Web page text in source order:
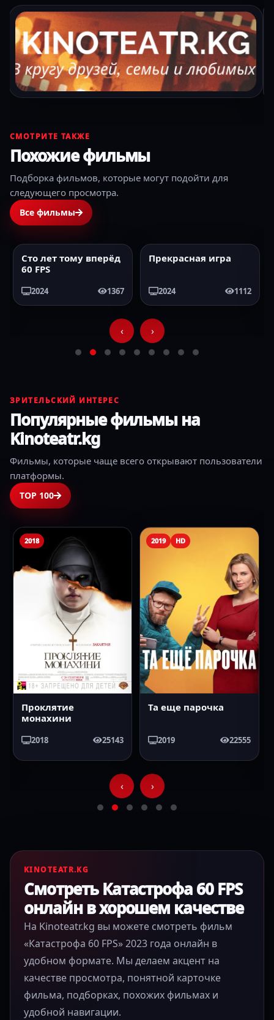
СМОТРИТЕ ТАКЖЕ
Похожие фильмы
Подборка фильмов, которые могут подойти для
следующего просмотра.
Все фильмы
2024 60FPS
Сто лет тому вперёд
60 FPS
2024 1367
2024 HD
Прекрасная игра
2024 1112
‹ ›
ЗРИТЕЛЬСКИЙ ИНТЕРЕС
Популярные фильмы на
Kinoteatr.kg
Фильмы, которые чаще всего открывают пользователи
платформы.
TOP 100
2018
Проклятие
монахини
2018 25143
2019 HD
Та еще парочка
2019 22555
‹ ›
KINOTEATR.KG
Смотреть Катастрофа 60 FPS
онлайн в хорошем качестве
На Kinoteatr.kg вы можете смотреть фильм
«Катастрофа 60 FPS» 2023 года онлайн в
удобном формате. Мы делаем акцент на
качестве просмотра, понятной карточке
фильма, подборках, похожих фильмах и
удобной навигации.